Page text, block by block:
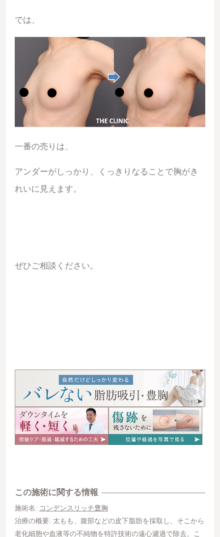
では、
一番の売りは、
アンダーがしっかり、くっきりなることで胸がき
れいに見えます。
ぜひご相談ください。
この施術に関する情報
施術名: コンデンスリッチ豊胸
治療の概要: 太もも、腹部などの皮下脂肪を採取し、そこから
老化細胞や血液等の不純物を特許技術の遠心濾過で除去。こ